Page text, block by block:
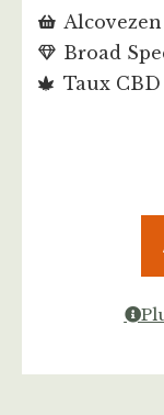
Alcovezen
Broad
Taux CBD